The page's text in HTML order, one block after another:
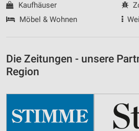
Kaufhäuser
Möbel & Wohnen
Die Zeitungen - unsere
Region